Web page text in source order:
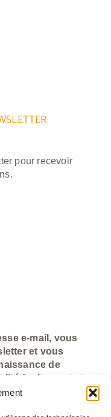
pour recevoir
e-mail, vous
et vous
de
(traitement et